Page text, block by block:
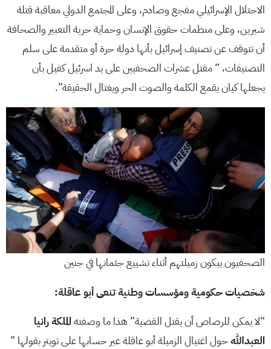
الاحتلال الإسرائيلي مفجع وصادم، وعلى المجتمع الدولي معاقبة قتلة
شيرين، وعلى منظمات حقوق الإنسان وحماية حرية التعبير والصحافة
أن تتوقف عن تصنيف إسرائيل بأنها دولة حرة أو متقدمة على سلم
التصنيفات، ” مقتل عشرات الصحفيين على يد اسرئيل كفيل بأن
يجعلها كيان يقمع الكلمة والصوت الحر ويغتال الحقيقة”.
الصحفيون يبكون زميلتهم أثناء تشييع جثمانها في جنين
شخصيات حكومية ومؤسسات وطنية تنعى أبو عاقلة:
“لا يمكن للرصاص أن يقتل القضية” هذا ما وصفته الملكةرانيا
العبداللهحول اغتيال الزميلة أبو عاقلة عبر حسابها على تويتر بقولها ”